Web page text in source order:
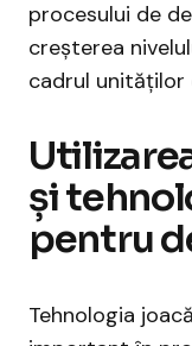
procesului de
creșterea
cadrul unităților
și
pentru
Tehnologia